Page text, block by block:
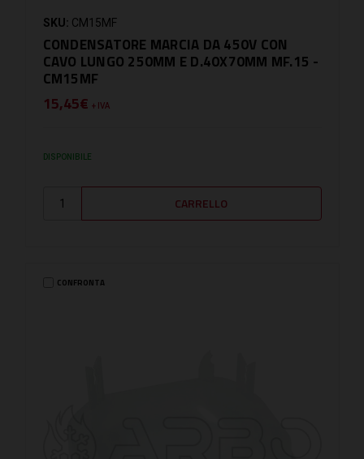
SKU: CM15MF
CONDENSATORE MARCIA DA 450V CON
CAVO LUNGO 250MM E D.40X70MM MF.15 -
CM15MF
15,45€ + IVA
DISPONIBILE
CONFRONTA